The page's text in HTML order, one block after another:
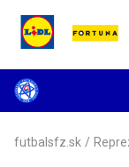
futbalsfz.sk /